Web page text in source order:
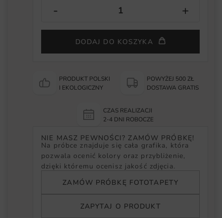
DODAJ DO KOSZYKA
PRODUKT POLSKI
I EKOLOGICZNY
POWYŻEJ 500 ZŁ
DOSTAWA GRATIS
CZAS REALIZACJI
2-4 DNI ROBOCZE
NIE MASZ PEWNOŚCI? ZAMÓW PRÓBKĘ!
Na próbce znajduje się cała grafika, która
pozwala ocenić kolory oraz przybliżenie,
dzięki któremu ocenisz jakość zdjęcia.
ZAMÓW PRÓBKĘ FOTOTAPETY
ZAPYTAJ O PRODUKT